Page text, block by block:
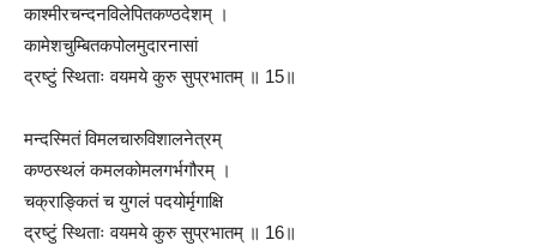
काश्मीरचन्दनविलेपितकण्ठदेशम् ।
कामेशचुम्बितकपोलमुदारनासां
द्रष्टुं स्थिताः वयमये कुरु सुप्रभातम् ॥ 15॥
मन्दस्मितं विमलचारुविशालनेत्रम्
कण्ठस्थलं कमलकोमलगर्भगौरम् ।
चक्राङ्कितं च युगलं पदयोर्मृगाक्षि
द्रष्टुं स्थिताः वयमये कुरु सुप्रभातम् ॥ 16॥